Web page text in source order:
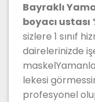
Bayraklı
boyacı ustası
sizlere 1 sınıf
dairelerinizde
lekesi
profesyonel